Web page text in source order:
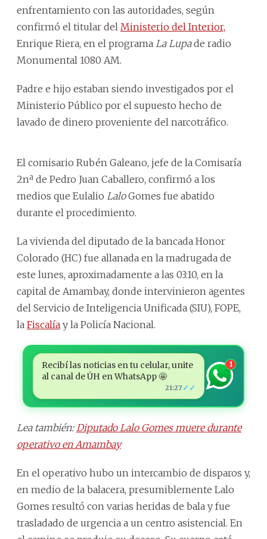
enfrentamiento con las autoridades, según
confirmó el titular del Ministerio del Interior,
Enrique Riera, en el programa La Lupade radio
Monumental 1080 AM.
Padre e hijo estaban siendo investigados por el
Ministerio Público por el supuesto hecho de
lavado de dinero proveniente del narcotráfico.
El comisario Rubén Galeano, jefe de la Comisaría
2nª de Pedro Juan Caballero, confirmó a los
medios que Eulalio LaloGomes fue abatido
durante el procedimiento.
La vivienda del diputado de la bancada Honor
Colorado (HC) fue allanada en la madrugada de
este lunes, aproximadamente a las 03:10, en la
capital de Amambay, donde intervinieron agentes
del Servicio de Inteligencia Unificada (SIU), FOPE,
la Fiscalía y la Policía Nacional.
Recibí las noticias en tu celular, unite
al canal de ÚH en WhatsApp 🤩
21:27 ✓✓
1
Lea también: Diputado Lalo Gomes muere durante
operativo en Amambay
En el operativo hubo un intercambio de disparos y,
en medio de la balacera, presumiblemente Lalo
Gomes resultó con varias heridas de bala y fue
trasladado de urgencia a un centro asistencial. En